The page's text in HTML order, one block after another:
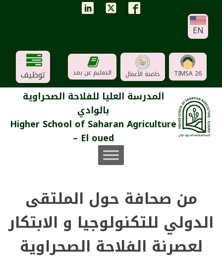
EN
TIMSA 26 حاضنة الأعمال التعليم عن بعد توظيف
المدرسة العليا للفلاحة الصحراوية
بالوادي
Higher School of Saharan Agriculture
– El oued
من صحافة حول الملتقى
الدولي للتكنولوجيا و الابتكار
لعصرنة الفلاحة الصحراوية